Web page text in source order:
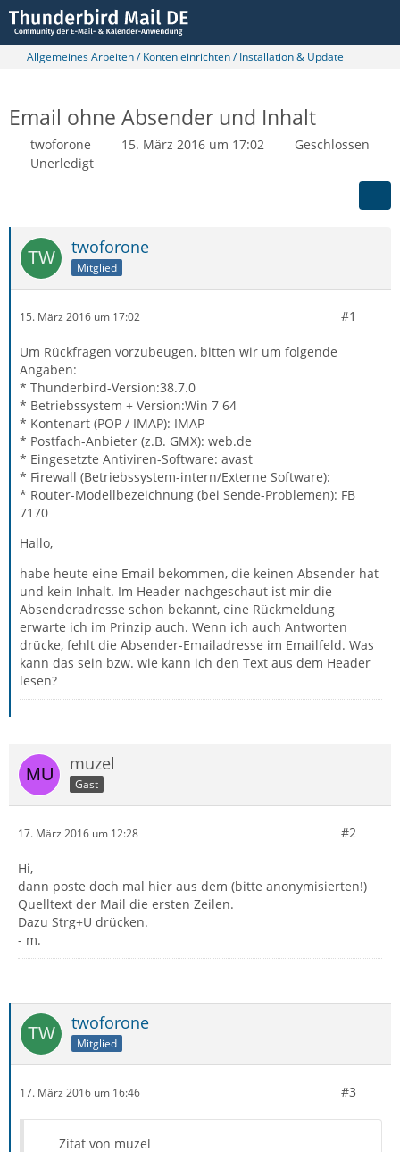
Allgemeines Arbeiten / Konten einrichten / Installation & Update
Email ohne Absender und Inhalt
twoforone 15. März 2016 um 17:02
Geschlossen
Unerledigt
twoforone
Mitglied
15. März 2016 um 17:02 #1
Um Rückfragen vorzubeugen, bitten wir um folgende
Angaben:
* Thunderbird-Version:38.7.0
* Betriebssystem + Version:Win 7 64
* Kontenart (POP / IMAP): IMAP
* Postfach-Anbieter (z.B. GMX): web.de
* Eingesetzte Antiviren-Software: avast
* Firewall (Betriebssystem-intern/Externe Software):
* Router-Modellbezeichnung (bei Sende-Problemen): FB
7170
Hallo,
habe heute eine Email bekommen, die keinen Absender hat
und kein Inhalt. Im Header nachgeschaut ist mir die
Absenderadresse schon bekannt, eine Rückmeldung
erwarte ich im Prinzip auch. Wenn ich auch Antworten
drücke, fehlt die Absender-Emailadresse im Emailfeld. Was
kann das sein bzw. wie kann ich den Text aus dem Header
lesen?
muzel
Gast
17. März 2016 um 12:28 #2
Hi,
dann poste doch mal hier aus dem (bitte anonymisierten!)
Quelltext der Mail die ersten Zeilen.
Dazu Strg+U drücken.
- m.
twoforone
Mitglied
17. März 2016 um 16:46 #3
Zitat von muzel